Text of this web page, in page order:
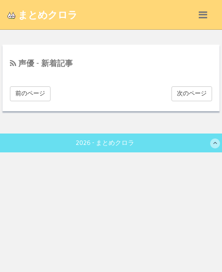
まとめクロラ
声優 - 新着記事
前のページ 次のページ
2026 - まとめクロラ